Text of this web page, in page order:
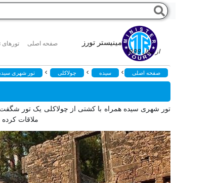
مینیستر تورز
از سال 1999
صفحه اصلی تورهای
صفحه اصلی > سیده > چولاکلی > تور شهری
تور شهری سیده همراه با کشتی از چولاکلی یک تور شگفت
ملاقات